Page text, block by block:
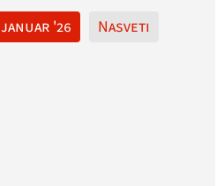
januar '26 Nasveti